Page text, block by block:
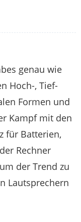
genau wie
Hoch-, Tief-
Formen und
Kampf mit den
für Batterien,
Rechner
der Trend zu
Lautsprechern